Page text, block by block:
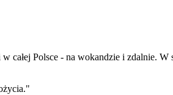
Polsce - na wokandzie i zdalnie. W
"